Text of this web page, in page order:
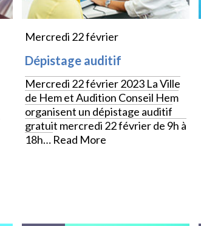
Mercredi 22 février
Dépistage auditif
Mercredi 22 février 2023 La Ville
de Hem et Audition Conseil Hem
organisent un dépistage auditif
gratuit mercredi 22 février de 9h à
18h… Read More